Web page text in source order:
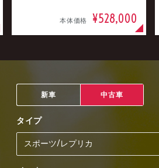
本体価格 ¥528,000
新車 中古車
タイプ